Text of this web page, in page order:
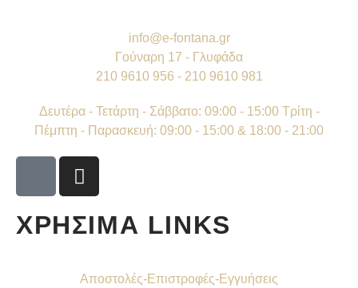
info@e-fontana.gr
Γούναρη 17 - Γλυφάδα
210 9610 956 - 210 9610 981
Δευτέρα - Τετάρτη - Σάββατο: 09:00 - 15:00 Τρίτη -
Πέμπτη - Παρασκευή: 09:00 - 15:00 & 18:00 - 21:00
ΧΡΗΣΙΜΑ LINKS
Αποστολές-Επιστροφές-Εγγυήσεις